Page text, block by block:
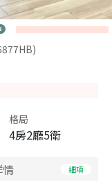
格局
4房2廳5衛
情 細項